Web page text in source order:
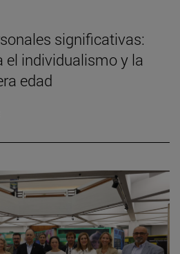
significativas:
el individualismo y la
edad